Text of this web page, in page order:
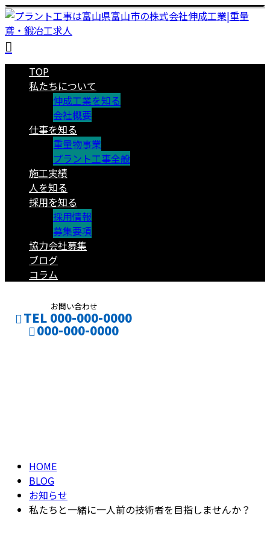
TOP
私たちについて
伸成工業を知る
会社概要
仕事を知る
重量物事業
プラント工事全般
施工実績
人を知る
採用を知る
採用情報
募集要項
協力会社募集
ブログ
コラム
お問い合わせ
TEL 000-000-0000
000-000-0000
HOME
BLOG
お知らせ
私たちと一緒に一人前の技術者を目指しませんか？